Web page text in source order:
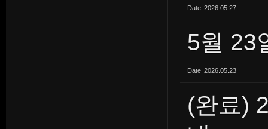
Date 2026.05.27
5월 23
Date 2026.05.23
(완료)